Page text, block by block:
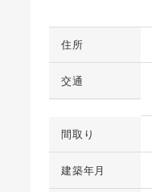
住所
交通
間取り
建築年月